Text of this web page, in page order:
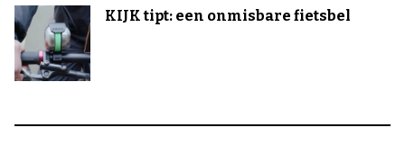
KIJK tipt: een onmisbare fietsbel